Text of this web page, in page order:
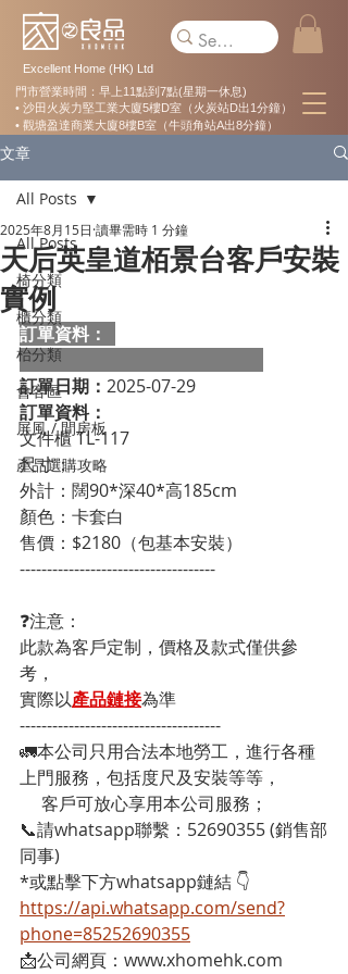
Excellent Home (HK) Ltd
門市營業時間：早上11點到7點(星期一休息)
• 沙田火炭力堅工業大廈5樓D室（火炭站D出1分鐘）
• 觀塘盈達商業大廈8樓B室（牛頭角站A出8分鐘）
文章
All Posts
椅分類
櫃分類
枱分類
會客區
屏風 / 間房板
產品選購攻略
All Posts
天后英皇道栢景台客戶安裝
實例
2025年8月15日 讀畢需時 1 分鐘
訂單資料：
訂單日期： 2025-07-29
訂單資料：
文件櫃 TL-117
尺寸：
外計：闊90*深40*高185cm
顏色：卡套白
售價：$2180（包基本安裝）
------------------------------------
❓注意：
此款為客戶定制，價格及款式僅供參
考，
實際以產品鏈接為準
-------------------------------------
🚛本公司只用合法本地勞工，進行各種
上門服務，包括度尺及安裝等等，
     客戶可放心享用本公司服務；
📞請whatsapp聯繫：52690355 (銷售部
同事)
*或點擊下方whatsapp鏈結 👇
https://api.whatsapp.com/send?
phone=85252690355
📩公司網頁：www.xhomehk.com